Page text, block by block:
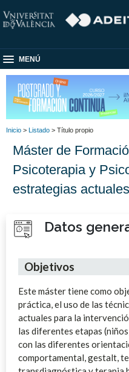
MENÚ
Inicio > Listado > Título propio
Máster de
Psicoterapia y
estrategias
Datos
Objetivos
Este máster tiene como
práctica, el uso de las
actuales para la
las diferentes etapas
con las diferentes
comportamental, gestalt,